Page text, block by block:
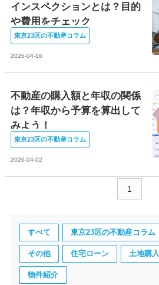
インスペクションとは？目的
や費用をチェック
東京23区の不動産コラム
2026-04-16
不動産の購入額と年収の関係
は？年収から予算を算出して
みよう！
東京23区の不動産コラム
2026-04-02
1
すべて 東京23区の不動産コラム
その他 住宅ローン 土地購入
物件紹介